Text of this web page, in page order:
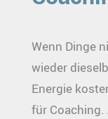
Wenn Dinge
wieder
Energie
für